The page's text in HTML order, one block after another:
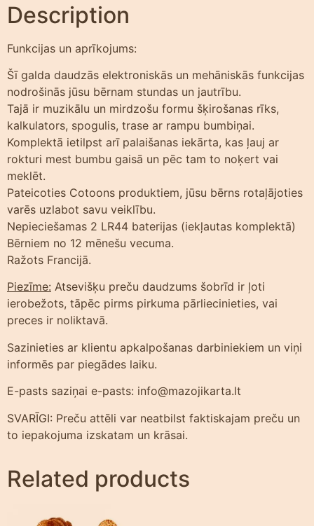
Description
Funkcijas un aprīkojums:
Šī galda daudzās elektroniskās un mehāniskās funkcijas
nodrošinās jūsu bērnam stundas un jautrību.
Tajā ir muzikālu un mirdzošu formu šķirošanas rīks,
kalkulators, spogulis, trase ar rampu bumbiņai.
Komplektā ietilpst arī palaišanas iekārta, kas ļauj ar
rokturi mest bumbu gaisā un pēc tam to noķert vai
meklēt.
Pateicoties Cotoons produktiem, jūsu bērns rotaļājoties
varēs uzlabot savu veiklību.
Nepieciešamas 2 LR44 baterijas (iekļautas komplektā)
Bērniem no 12 mēnešu vecuma.
Ražots Francijā.
Piezīme: Atsevišķu preču daudzums šobrīd ir ļoti
ierobežots, tāpēc pirms pirkuma pārliecinieties, vai
preces ir noliktavā.
Sazinieties ar klientu apkalpošanas darbiniekiem un viņi
informēs par piegādes laiku.
E-pasts saziņai e-pasts: info@mazojikarta.lt
SVARĪGI: Preču attēli var neatbilst faktiskajam preču un
to iepakojuma izskatam un krāsai.
Related products